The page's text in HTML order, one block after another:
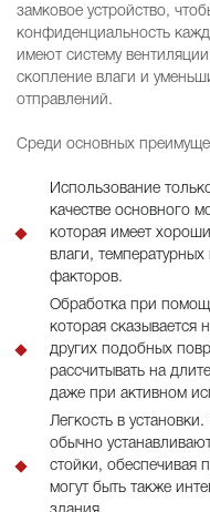
замковое устройство,
конфиденциальность
имеют систему
скопление влаги и
отправлений.
Среди основных
Использование
качестве основного
которая имеет
влаги,
факторов.
Обработка при
которая сказывается
других подобных
рассчитывать на
даже при активном
Легкость в
обычно
стойки, обеспечивая
могут быть также